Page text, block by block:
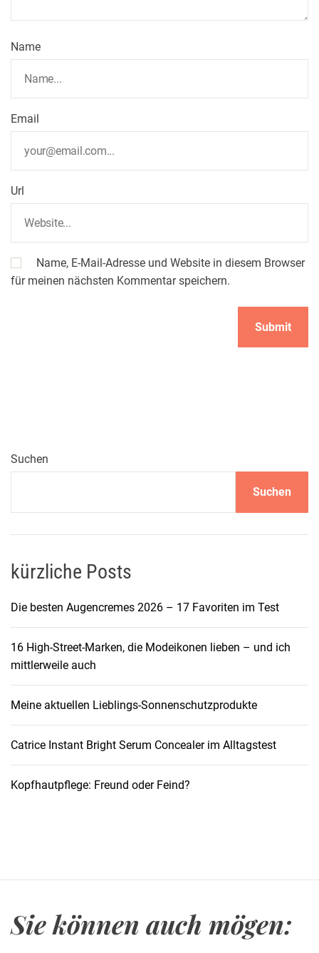
Name
Email
Url
Name, E-Mail-Adresse und Website in diesem Browser
für meinen nächsten Kommentar speichern.
Suchen
Suchen
kürzliche Posts
Die besten Augencremes 2026 – 17 Favoriten im Test
16 High-Street-Marken, die Modeikonen lieben – und ich
mittlerweile auch
Meine aktuellen Lieblings-Sonnenschutzprodukte
Catrice Instant Bright Serum Concealer im Alltagstest
Kopfhautpflege: Freund oder Feind?
Sie können auch mögen: